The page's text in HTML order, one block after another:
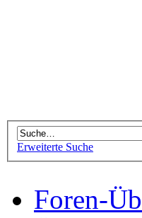
Erweiterte Suche
Foren-